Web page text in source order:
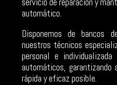
automático.
Disponemos de bancos
nuestros técnicos
personal e
automáticos,
rápida y eficaz posible.